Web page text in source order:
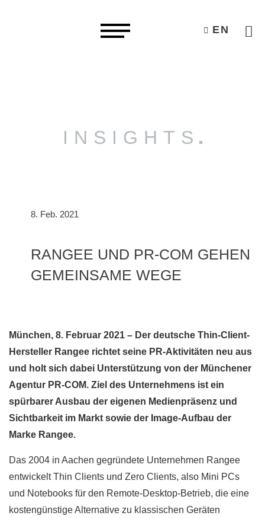
EN
INSIGHTS
8. Feb. 2021
RANGEE UND PR-COM GEHEN
GEMEINSAME WEGE
München, 8. Februar 2021 – Der deutsche Thin-Client-
Hersteller Rangee richtet seine PR-Aktivitäten neu aus
und holt sich dabei Unterstützung von der Münchener
Agentur PR-COM. Ziel des Unternehmens ist ein
spürbarer Ausbau der eigenen Medienpräsenz und
Sichtbarkeit im Markt sowie der Image-Aufbau der
Marke Rangee.
Das 2004 in Aachen gegründete Unternehmen Rangee
entwickelt Thin Clients und Zero Clients, also Mini PCs
und Notebooks für den Remote-Desktop-Betrieb, die eine
kostengünstige Alternative zu klassischen Geräten